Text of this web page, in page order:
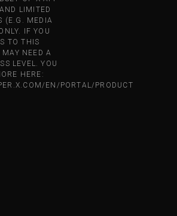
LIMITED
(E.G. MEDIA
IF YOU
TO THIS
MAY NEED A
LEVEL. YOU
HERE:
EN/PORTAL/PRODUCT